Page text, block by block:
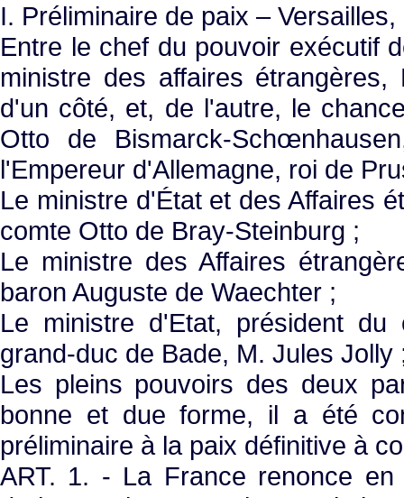
I. Préliminaire de paix –
Entre le chef du pouvoir exécutif
ministre des affaires
d'un côté, et, de l'autre, le
Otto de Bismarck-
l'Empereur d'Allemagne, roi de
Le ministre d'État et des Affaires
comte Otto de Bray-Steinburg ;
Le ministre des Affaires
baron Auguste de Waechter ;
Le ministre d'Etat, président
grand-duc de Bade, M. Jules
Les pleins pouvoirs des deux
bonne et due forme, il a été
préliminaire à la paix définitive à
ART. 1. - La France renonce